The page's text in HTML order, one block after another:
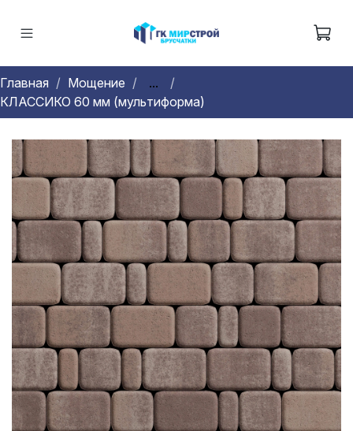
Главная Мощение
...
КЛАССИКО 60 мм (мультиформа)